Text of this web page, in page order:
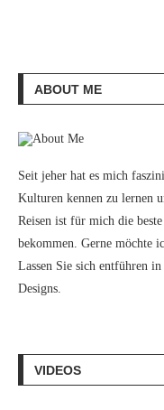
ABOUT ME
Seit jeher hat es mich
Kulturen kennen zu lernen
Reisen ist für mich die
bekommen. Gerne möchte
Lassen Sie sich entführen
Designs.
VIDEOS